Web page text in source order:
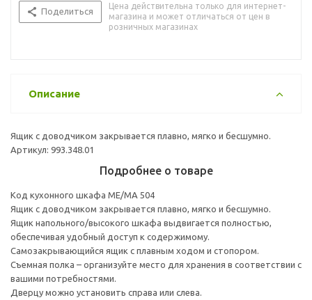
Поделиться
Цена действительна только для интернет-
магазина и может отличаться от цен в
розничных магазинах
Описание
Ящик с доводчиком закрывается плавно, мягко и бесшумно.
Артикул: 993.348.01
Подробнее о товаре
Код кухонного шкафа ME/MA 504
Ящик с доводчиком закрывается плавно, мягко и бесшумно.
Ящик напольного/высокого шкафа выдвигается полностью,
обеспечивая удобный доступ к содержимому.
Cамозакрывающийся ящик с плавным ходом и стопором.
Съемная полка – организуйте место для хранения в соответствии с
вашими потребностями.
Дверцу можно установить справа или слева.